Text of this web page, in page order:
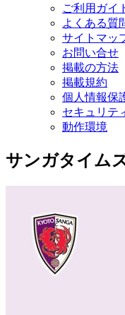
ご利用ガイ
よくある質
サイトマッ
お問い合せ
掲載の方法
掲載規約
個人情報保
セキュリテ
動作環境
サンガタイム